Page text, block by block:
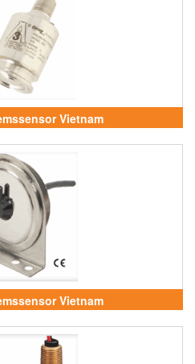
Vietnam
Vietnam